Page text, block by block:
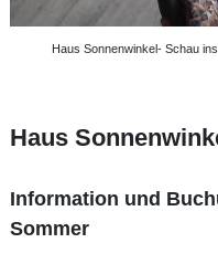
Haus Sonnenwinkel- Schau
Haus
Information und
Sommer